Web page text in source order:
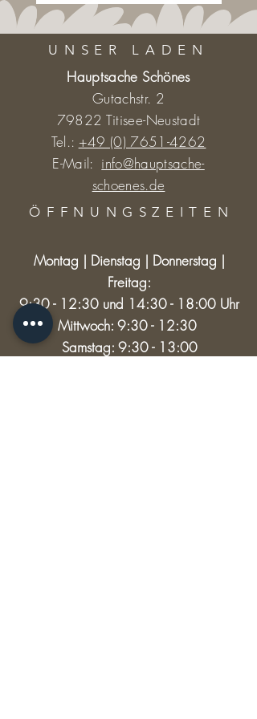
angelegt werden. Dann ist
die/der nächste SpielerIn an
der Reihe. Kann kein
passender Spielstein gelegt
werden, wird ein verdeckt
liegender Stein (sofern noch
vorhanden) genommen und
die/der nächste SpielerIn ist an
der Reihe. Gewonnen hat, wer
zuerst alle Steine ablegen konnte.
Variante 2)
alleine gespielt werden. Es
werden alle Steine verlegt. Der
letzte Stein muss wieder an den
ersten Stein passen. Ist dies nicht
der Fall, befindet sich in der Kette
UNSER LADEN
Hauptsache Schönes
Gutachstr. 2
79822 Titisee-Neustadt
Tel.: +49 (0) 7651-4262
E-Mail: info@hauptsache-
schoenes.de
ÖFFNUNGSZEITE N
Montag | Dienstag | Donnerstag |
Freitag:
9:30 - 12:30 und 14:30 - 18:00 Uhr
Mittwoch: 9:30 - 12:30
Samstag: 9:30 - 13:00